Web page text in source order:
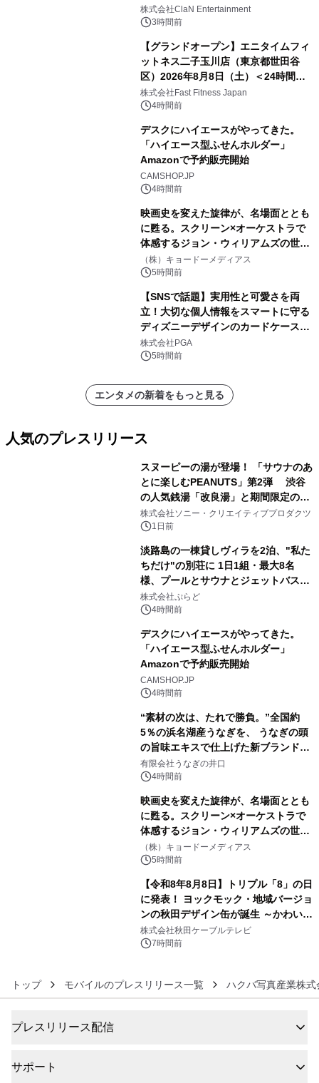
開催決定！！
株式会社ClaN Entertainment
3時間前
【グランドオープン】エニタイムフィ
ットネス二子玉川店（東京都世田谷
区）2026年8月8日（土）＜24時間年
中無休のフィットネスジム＞
株式会社Fast Fitness Japan
4時間前
デスクにハイエースがやってきた。
「ハイエース型ふせんホルダー」
Amazonで予約販売開始
CAMSHOP.JP
4時間前
映画史を変えた旋律が、名場面ととも
に甦る。スクリーン×オーケストラで
体感するジョン・ウィリアムズの世
界。ジョン・ウィリアムズ：シネマ・
スペクタキュラー・コンサート 開催決
（株）キョードーメディアス
5時間前
【SNSで話題】実用性と可愛さを両
立！大切な個人情報をスマートに守る
ディズニーデザインのカードケースを
株式会社PGAが8月7日発売
株式会社PGA
5時間前
エンタメの新着をもっと見る
人気のプレスリリース
スヌーピーの湯が登場！ 「サウナのあ
とに楽しむPEANUTS」第2弾 渋谷
の人気銭湯「改良湯」と期間限定のコ
ラボレーション サウナイキタイコラ
ボグッズも発売決定！
株式会社ソニー・クリエイティブプロダクツ
1日前
淡路島の一棟貸しヴィラを2泊、"私た
ちだけ"の別荘に 1日1組・最大8名
様、プールとサウナとジェットバス付
きで Villa Mon Temps AWAJIの連泊
素泊りプラン
株式会社ぷらど
4時間前
デスクにハイエースがやってきた。
「ハイエース型ふせんホルダー」
Amazonで予約販売開始
CAMSHOP.JP
4時間前
“素材の次は、たれで勝負。”全国約
5％の浜名湖産うなぎを、 うなぎの頭
の旨味エキスで仕上げた新ブランド
「井口の誉」誕生
有限会社うなぎの井口
4時間前
映画史を変えた旋律が、名場面ととも
に甦る。スクリーン×オーケストラで
体感するジョン・ウィリアムズの世
界。ジョン・ウィリアムズ：シネマ・
スペクタキュラー・コンサート 開催決
（株）キョードーメディアス
5時間前
【令和8年8月8日】トリプル「8」の日
に発表！ ヨックモック・地域バージョ
ンの秋田デザイン缶が誕生 ～かわいい
秋田犬の子犬と秋田の四季と名所を巡
るパッケージ～ 9月1日(火)秋田県内で
株式会社秋田ケーブルテレビ
7時間前
トップ モバイルのプレスリリース一覧 ハクバ写真産業株式
プレスリリース配信
サポート